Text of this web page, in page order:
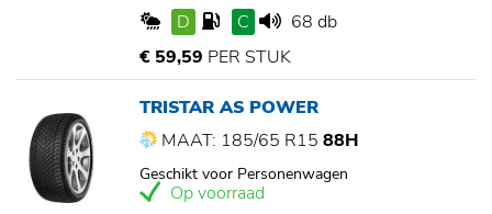
D
C
68 db
€ 59,59 PER STUK
TRISTAR AS POWER
MAAT: 185/65 R15 88H
Geschikt voor Personenwagen
Op voorraad